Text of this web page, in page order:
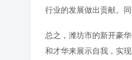
行业的发展做出贡献。
总之，潍坊市的新开豪
和才华来展示自我，实